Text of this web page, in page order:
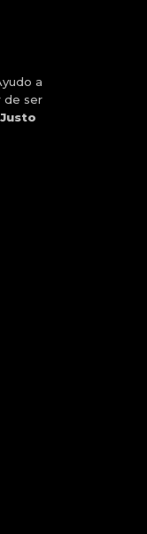
a
de ser
Justo